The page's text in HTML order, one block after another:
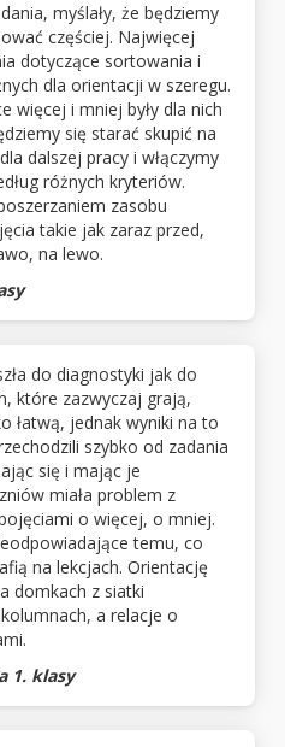
myślały, że będziemy
częściej. Najwięcej
dotyczące sortowania i
dla orientacji w szeregu.
więcej i mniej były dla nich
się starać skupić na
dalszej pracy i włączymy
różnych kryteriów.
zasobu
takie jak zaraz przed,
na lewo.
do diagnostyki jak do
które zazwyczaj grają,
łatwą, jednak wyniki na to
szybko od zadania
się i mając je
miała problem z
o więcej, o mniej.
temu, co
na lekcjach. Orientację
domkach z siatki
a relacje o
1. klasy